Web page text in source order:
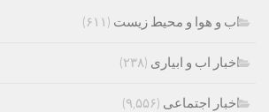
اب و هوا و محیط زیست (۶۱۱)
اخبار اب و ابیاری (۲۳۸)
اخبار اجتماعی (۹,۵۵۶)